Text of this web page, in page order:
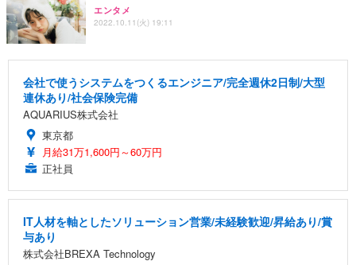
エンタメ
2022.10.11(火) 19:11
会社で使うシステムをつくるエンジニア/完全週休2日制/大型
連休あり/社会保険完備
AQUARIUS株式会社
東京都
月給31万1,600円～60万円
正社員
IT人材を軸としたソリューション営業/未経験歓迎/昇給あり/賞
与あり
株式会社BREXA Technology